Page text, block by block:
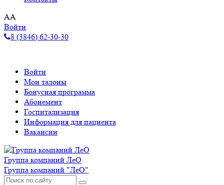
AA
Войти
8 (3846) 62-30-30
Войти
Мои талоны
Бонусная программа
Абонемент
Госпитализация
Информация для пациента
Вакансии
Группа компаний ЛеО
Группа компаний "ЛеО"